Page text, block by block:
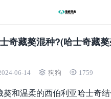
奇藏獒混种?(哈士奇藏
06-14 狗狗 1759
獒和温柔的西伯利亚哈士奇